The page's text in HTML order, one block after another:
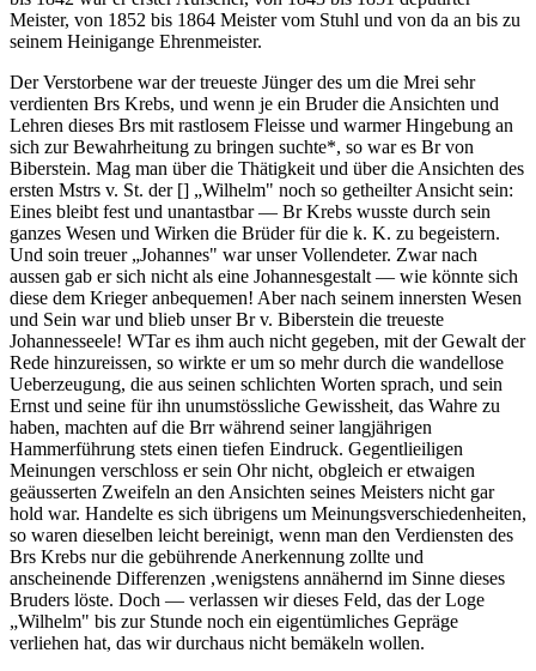
Meister, von 1852 bis 1864 Meister vom Stuhl und von da an bis zu
seinem Heinigange Ehrenmeister.
Der Verstorbene war der treueste Jünger des um die Mrei sehr
verdienten Brs Krebs, und wenn je ein Bruder die Ansichten und
Lehren dieses Brs mit rastlosem Fleisse und warmer Hingebung an
sich zur Bewahrheitung zu bringen suchte*, so war es Br von
Biberstein. Mag man über die Thätigkeit und über die Ansichten des
ersten Mstrs v. St. der [] „Wilhelm" noch so getheilter Ansicht sein:
Eines bleibt fest und unantastbar — Br Krebs wusste durch sein
ganzes Wesen und Wirken die Brüder für die k. K. zu begeistern.
Und soin treuer „Johannes" war unser Vollendeter. Zwar nach
aussen gab er sich nicht als eine Johannesgestalt — wie könnte sich
diese dem Krieger anbequemen! Aber nach seinem innersten Wesen
und Sein war und blieb unser Br v. Biberstein die treueste
Johannesseele! WTar es ihm auch nicht gegeben, mit der Gewalt der
Rede hinzureissen, so wirkte er um so mehr durch die wandellose
Ueberzeugung, die aus seinen schlichten Worten sprach, und sein
Ernst und seine für ihn unumstössliche Gewissheit, das Wahre zu
haben, machten auf die Brr während seiner langjährigen
Hammerführung stets einen tiefen Eindruck. Gegentlieiligen
Meinungen verschloss er sein Ohr nicht, obgleich er etwaigen
geäusserten Zweifeln an den Ansichten seines Meisters nicht gar
hold war. Handelte es sich übrigens um Meinungsverschiedenheiten,
so waren dieselben leicht bereinigt, wenn man den Verdiensten des
Brs Krebs nur die gebührende Anerkennung zollte und
anscheinende Differenzen ,wenigstens annähernd im Sinne dieses
Bruders löste. Doch — verlassen wir dieses Feld, das der Loge
„Wilhelm" bis zur Stunde noch ein eigentümliches Gepräge
verliehen hat, das wir durchaus nicht bemäkeln wollen.